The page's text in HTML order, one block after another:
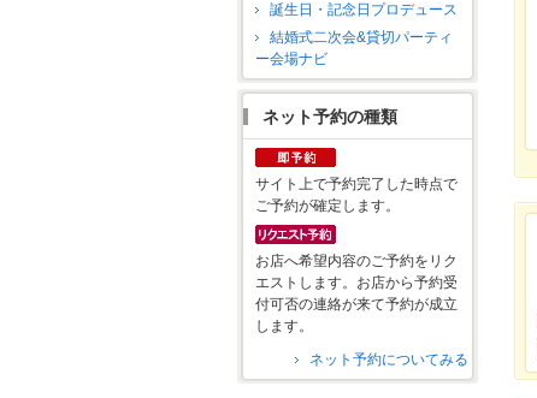
誕生日・記念日プロデュース
結婚式二次会&貸切パーティ
ー会場ナビ
ネット予約の種類
サイト上で予約完了した時点で
ご予約が確定します。
お店へ希望内容のご予約をリク
エストします。お店から予約受
付可否の連絡が来て予約が成立
します。
ネット予約についてみる